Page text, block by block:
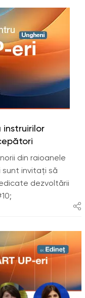
instruirilor
din raioanele
sunt invitați să
dezvoltării